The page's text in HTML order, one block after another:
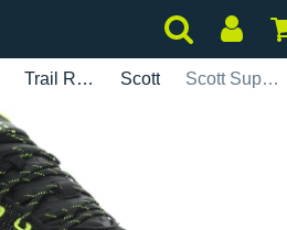
Trail Running Scott Scott Supertrac Ultra RC Mulher